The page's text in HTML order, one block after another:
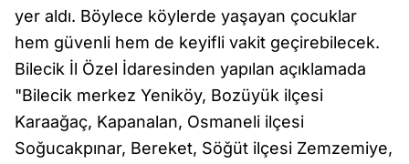
yer aldı. Böylece köylerde yaşayan çocuklar
hem güvenli hem de keyifli vakit geçirebilecek.
Bilecik İl Özel İdaresinden yapılan açıklamada
"Bilecik merkez Yeniköy, Bozüyük ilçesi
Karaağaç, Kapanalan, Osmaneli ilçesi
Soğucakpınar, Bereket, Söğüt ilçesi Zemzemiye,